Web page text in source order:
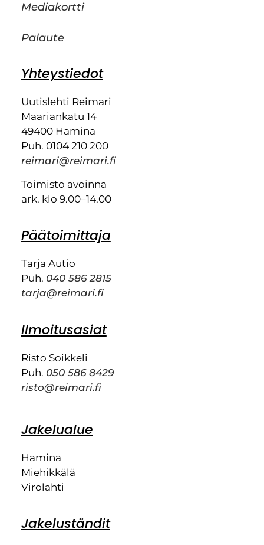
Mediakortti
Palaute
Yhteystiedot
Uutislehti Reimari
Maariankatu 14
49400 Hamina
Puh. 0104 210 200
reimari@reimari.fi
Toimisto avoinna
ark. klo 9.00–14.00
Päätoimittaja
Tarja Autio
Puh. 040 586 2815
tarja@reimari.fi
Ilmoitusasiat
Risto Soikkeli
Puh. 050 586 8429
risto@reimari.fi
Jakelualue
Hamina
Miehikkälä
Virolahti
Jakeluständit